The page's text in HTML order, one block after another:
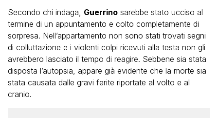
Secondo chi indaga, Guerrino sarebbe stato ucciso al
termine di un appuntamento e colto completamente di
sorpresa. Nell’appartamento non sono stati trovati segni
di colluttazione e i violenti colpi ricevuti alla testa non gli
avrebbero lasciato il tempo di reagire. Sebbene sia stata
disposta l’autopsia, appare già evidente che la morte sia
stata causata dalle gravi ferite riportate al volto e al
cranio.